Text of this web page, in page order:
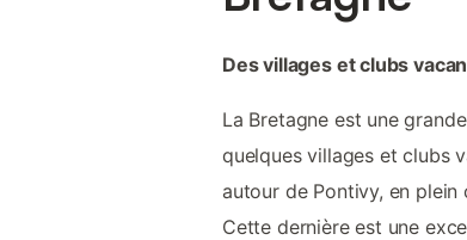
Des villages et clubs
La Bretagne est une
quelques villages et clubs
autour de Pontivy, en
Cette dernière est une